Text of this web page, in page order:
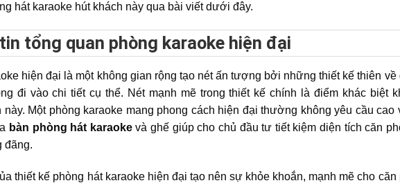
hát karaoke hút khách này qua bài viết dưới đây.
tổng quan phòng karaoke hiện đại
hiện đại là một không gian rộng tạo nét ấn tượng bởi những thiết kế thiên
đi vào chi tiết cụ thể. Nét mạnh mẽ trong thiết kế chính là điểm khác biệt
này. Một phòng karaoke mang phong cách hiện đại thường không yêu cầu
bàn phòng hát karaokevà ghế giúp cho chủ đầu tư tiết kiệm diện tích căn
đãng.
thiết kế phòng hát karaoke hiện đại tạo nên sự khỏe khoắn, mạnh mẽ cho